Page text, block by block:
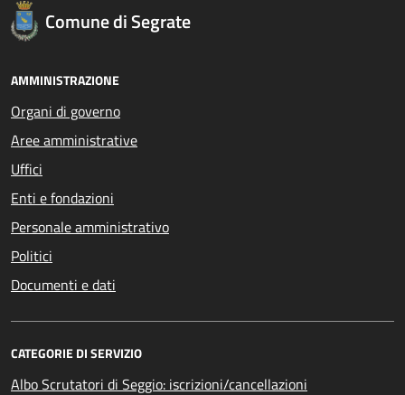
Comune di Segrate
AMMINISTRAZIONE
Organi di governo
Aree amministrative
Uffici
Enti e fondazioni
Personale amministrativo
Politici
Documenti e dati
CATEGORIE DI SERVIZIO
Albo Scrutatori di Seggio: iscrizioni/cancellazioni